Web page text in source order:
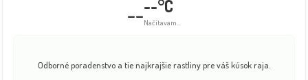
----°C
Načítavam...
Odborné poradenstvo a tie najkrajšie rastliny pre váš kúsok raja.